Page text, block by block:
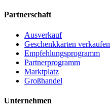
Partnerschaft
Ausverkauf
Geschenkkarten verkaufen
Empfehlungsprogramm
Partnerprogramm
Marktplatz
Großhandel
Unternehmen